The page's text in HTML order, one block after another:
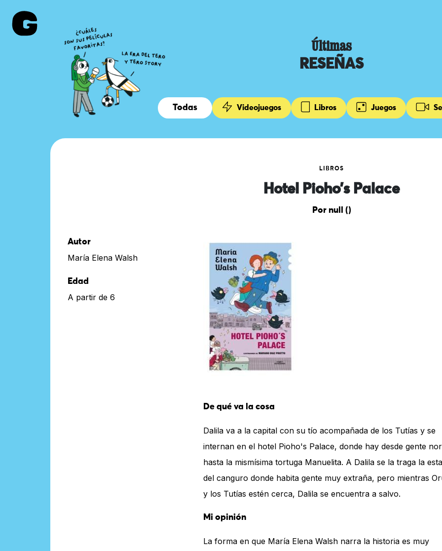
Últimas
RESEÑAS
Todas Videojuegos Libros Juegos
LIBROS
Hotel Pioho’s Palace
Por null ()
Autor
María Elena Walsh
Edad
A partir de 6
De qué va la cosa
Dalila va a la capital con su tío acompañada de los Tutías y se
internan en el hotel Pioho's Palace, donde hay desde gente
hasta la mismísima tortuga Manuelita. A Dalila se la traga la
del canguro donde habita gente muy extraña, pero mientras
y los Tutías estén cerca, Dalila se encuentra a salvo.
Mi opinión
La forma en que María Elena Walsh narra la historia es muy